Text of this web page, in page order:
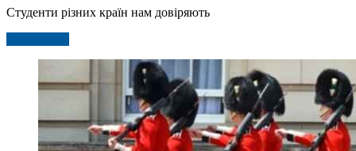
Студенти різних країн нам довіряють